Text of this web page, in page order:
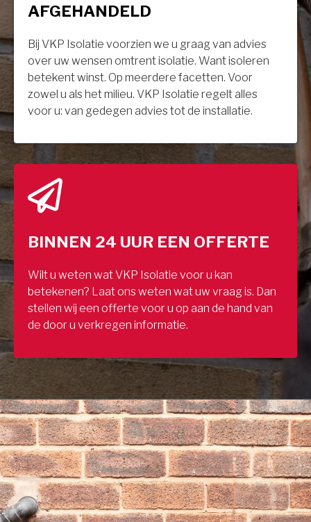
AFGEHANDELD
Bij VKP Isolatie voorzien we u graag van advies
over uw wensen omtrent isolatie. Want isoleren
betekent winst. Op meerdere facetten. Voor
zowel u als het milieu. VKP Isolatie regelt alles
voor u: van gedegen advies tot de installatie.
BINNEN 24 UUR EEN OFFERTE
Wilt u weten wat VKP Isolatie voor u kan
betekenen? Laat ons weten wat uw vraag is. Dan
stellen wij een offerte voor u op aan de hand van
de door u verkregen informatie.